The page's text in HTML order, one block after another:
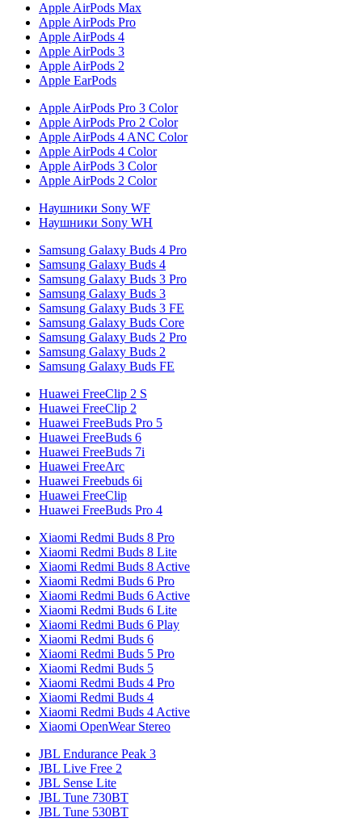
Apple AirPods Max
Apple AirPods Pro
Apple AirPods 4
Apple AirPods 3
Apple AirPods 2
Apple EarPods
Apple AirPods Pro 3 Color
Apple AirPods Pro 2 Color
Apple AirPods 4 ANC Color
Apple AirPods 4 Color
Apple AirPods 3 Color
Apple AirPods 2 Color
Наушники Sony WF
Наушники Sony WH
Samsung Galaxy Buds 4 Pro
Samsung Galaxy Buds 4
Samsung Galaxy Buds 3 Pro
Samsung Galaxy Buds 3
Samsung Galaxy Buds 3 FE
Samsung Galaxy Buds Core
Samsung Galaxy Buds 2 Pro
Samsung Galaxy Buds 2
Samsung Galaxy Buds FE
Huawei FreeClip 2 S
Huawei FreeClip 2
Huawei FreeBuds Pro 5
Huawei FreeBuds 6
Huawei FreeBuds 7i
Huawei FreeArc
Huawei Freebuds 6i
Huawei FreeClip
Huawei FreeBuds Pro 4
Xiaomi Redmi Buds 8 Pro
Xiaomi Redmi Buds 8 Lite
Xiaomi Redmi Buds 8 Active
Xiaomi Redmi Buds 6 Pro
Xiaomi Redmi Buds 6 Active
Xiaomi Redmi Buds 6 Lite
Xiaomi Redmi Buds 6 Play
Xiaomi Redmi Buds 6
Xiaomi Redmi Buds 5 Pro
Xiaomi Redmi Buds 5
Xiaomi Redmi Buds 4 Pro
Xiaomi Redmi Buds 4
Xiaomi Redmi Buds 4 Active
Xiaomi OpenWear Stereo
JBL Endurance Peak 3
JBL Live Free 2
JBL Sense Lite
JBL Tune 730BT
JBL Tune 530BT